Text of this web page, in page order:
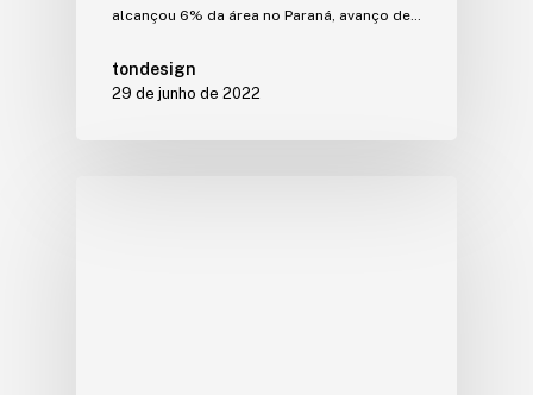
alcançou 6% da área no Paraná, avanço de…
tondesign
29 de junho de 2022